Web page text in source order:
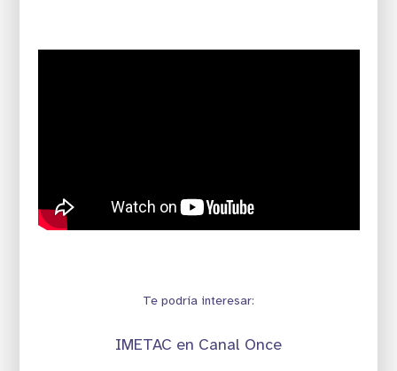
Te podría interesar:
IMETAC en Canal Once